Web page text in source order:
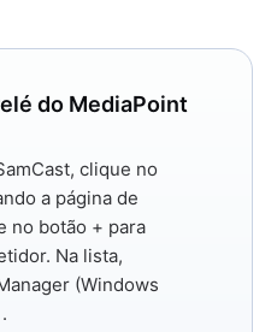
do MediaPoint
clique no
a página de
no botão + para
Na lista,
(Windows
.